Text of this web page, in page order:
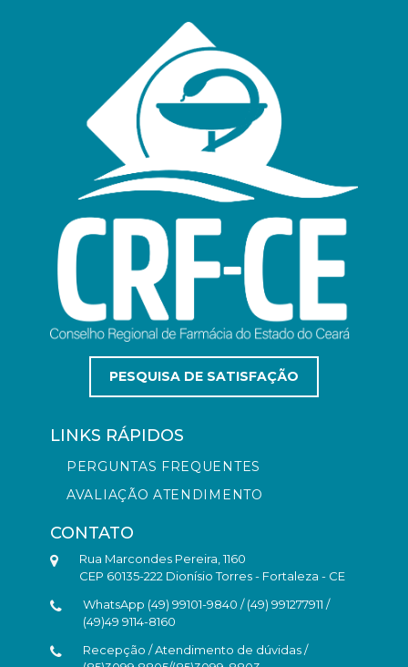
PESQUISA DE SATISFAÇÃO
LINKS RÁPIDOS
PERGUNTAS FREQUENTES
AVALIAÇÃO ATENDIMENTO
CONTATO
Rua Marcondes Pereira, 1160
CEP 60135-222 Dionísio Torres - Fortaleza - CE
WhatsApp (49) 99101-9840 / (49) 991277911 /
(49)49 9114-8160
Recepção / Atendimento de dúvidas /